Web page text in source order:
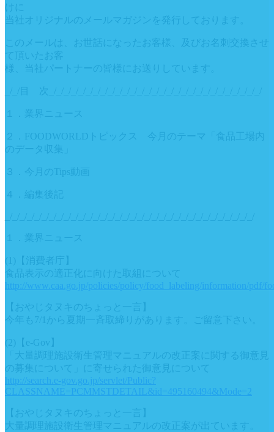
けに
当社オリジナルのメールマガジンを発行しております。
このメールは、お世話になったお客様、及びお名刺交換させ
て頂いたお客
様、当社パートナーの皆様にお送りしています。
_/_/目 次_/_/_/_/_/_/_/_/_/_/_/_/_/_/_/_/_/_/_/_/_/_/_/_/_/_/_/_/_/
１．業界ニュース
２．FOODWORLDトピックス 今月のテーマ「食品工場内
のデータ収集」
３．今月のTips動画
４．編集後記
１．業界ニュース
(1)【消費者庁】
食品表示の適正化に向けた取組について
http://www.caa.go.jp/policies/policy/food_labeling/information/pdf/
【おやじタヌキのちょっと一言】
今年も7/1から夏期一斉取締りがあります。ご留意下さい。
(2)【e-Gov】
「大量調理施設衛生管理マニュアルの改正案に関する御意見
の募集について」に寄せられた御意見について
http://search.e-gov.go.jp/servlet/Public?
CLASSNAME=PCMMSTDETAIL&id=495160494&Mode=2
【おやじタヌキのちょっと一言】
大量調理施設衛生管理マニュアルの改正案が出ています。